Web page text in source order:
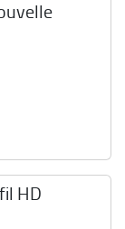
HD